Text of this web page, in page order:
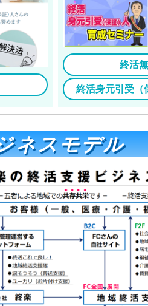
終活
終活身元引受（
ネスモデル